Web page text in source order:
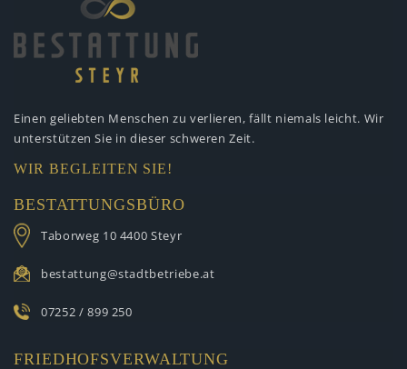
Einen geliebten Menschen zu verlieren, fällt niemals leicht. Wir
unterstützen Sie in dieser schweren Zeit.
WIR BEGLEITEN SIE!
BESTATTUNGSBÜRO
Taborweg 10 4400 Steyr
bestattung@stadtbetriebe.at
07252 / 899 250
FRIEDHOFSVERWALTUNG